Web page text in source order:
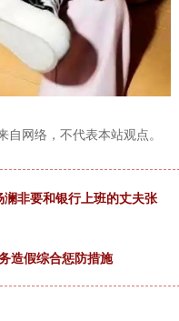
自网络，不代表本站观点。
非要和银行上班的丈夫张
造假综合惩防措施